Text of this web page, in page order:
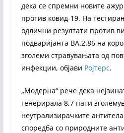
дека се спремни новите
против ковид-19. На
одлични резултати против
подваријанта BA.2.86 на
зголеми стравувањата од
инфекции, објави Ројтерс.
„Модерна“ рече дека
генерирала 8,7 пати
неутрализирачките
споредба со природните